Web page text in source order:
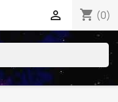
shopping_cart (0)
